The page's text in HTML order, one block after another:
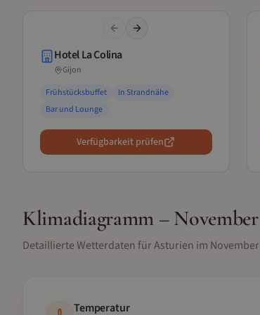
Previous slide
Next slide
Hotel La Colina
Gijon
Frühstücksbuffet
In Strandnähe
Bar und Lounge
Verfügbarkeit prüfen
Klimadiagramm –November
Detaillierte Wetterdaten fürAsturien im November
Temperatur